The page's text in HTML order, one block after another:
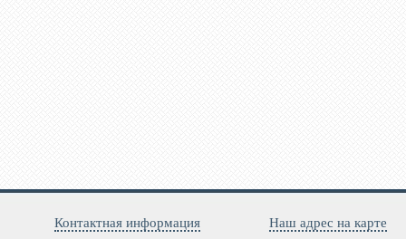
Контактная информация Наш адрес на карте